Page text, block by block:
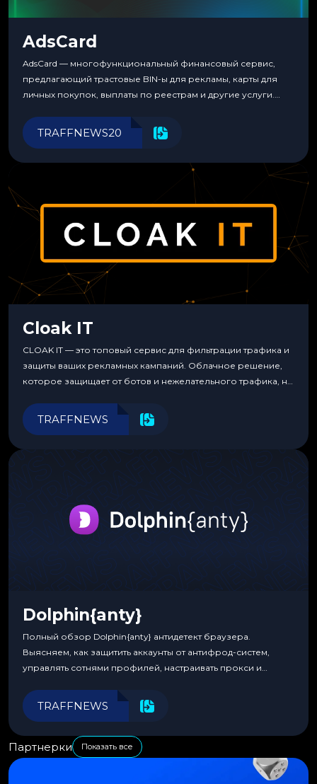
AdsCard
AdsCard — многофункциональный финансовый сервис,
предлагающий трастовые BIN-ы для рекламы, карты для
личных покупок, выплаты по реестрам и другие услуги.
инструменты для управления финансами.
TRAFFNEWS20
Cloak IT
CLOAK IT — это топовый сервис для фильтрации трафика и
защиты ваших рекламных кампаний. Облачное решение,
которое защищает от ботов и нежелательного трафика, не
программирования.
TRAFFNEWS
Dolphin{anty}
Полный обзор Dolphin{anty} антидетект браузера.
Выясняем, как защитить аккаунты от антифрод-систем,
управлять сотнями профилей, настраивать прокси и
эффективности.
TRAFFNEWS
Партнерки Показать все